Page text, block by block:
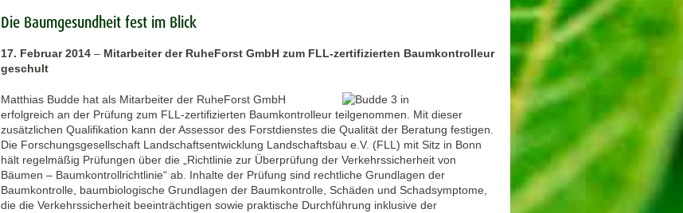
Die Baumgesundheit fest im Blick
17. Februar 2014 – Mitarbeiter der RuheForst GmbH zum FLL-zertifizierten Baumkontrolleur
geschult
Matthias Budde hat als Mitarbeiter der RuheForst GmbH
erfolgreich an der Prüfung zum FLL-zertifizierten Baumkontrolleur teilgenommen. Mit dieser
zusätzlichen Qualifikation kann der Assessor des Forstdienstes die Qualität der Beratung festigen.
Die Forschungsgesellschaft Landschaftsentwicklung Landschaftsbau e.V. (FLL) mit Sitz in Bonn
hält regelmäßig Prüfungen über die „Richtlinie zur Überprüfung der Verkehrssicherheit von
Bäumen – Baumkontrollrichtlinie“ ab. Inhalte der Prüfung sind rechtliche Grundlagen der
Baumkontrolle, baumbiologische Grundlagen der Baumkontrolle, Schäden und Schadsymptome,
die die Verkehrssicherheit beeinträchtigen sowie praktische Durchführung inklusive der